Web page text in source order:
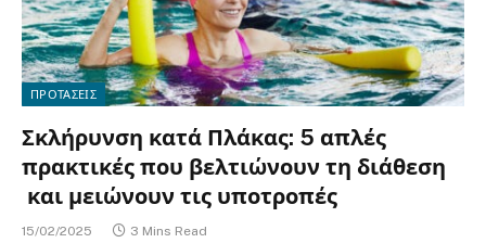
ΠΡΟΤΑΣΕΙΣ
Σκλήρυνση κατά Πλάκας: 5 απλές
πρακτικές που βελτιώνουν τη διάθεση
και μειώνουν τις υποτροπές
15/02/2025 3 Mins Read